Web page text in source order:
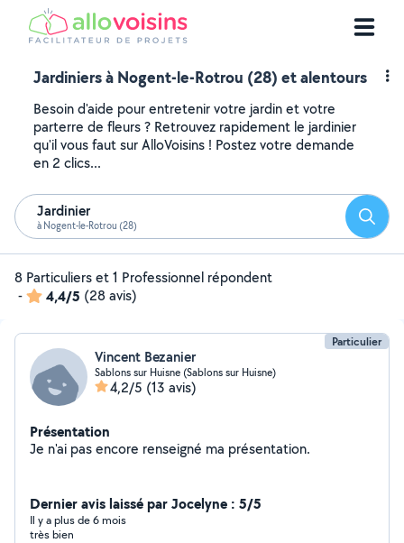
Jardiniers à Nogent-le-Rotrou (28) et alentours
Besoin d'aide pour entretenir votre jardin et votre
parterre de fleurs ? Retrouvez rapidement le jardinier
qu'il vous faut sur AlloVoisins ! Postez votre demande
en 2 clics...
Jardinier
à Nogent-le-Rotrou (28)
8 Particuliers et 1 Professionnel répondent
-
4,4/5 (28 avis)
Particulier
Vincent Bezanier
Sablons sur Huisne (Sablons sur Huisne)
4,2/5 (13 avis)
Présentation
Je n'ai pas encore renseigné ma présentation.
Dernier avis laissé par Jocelyne : 5/5
Il y a plus de 6 mois
très bien